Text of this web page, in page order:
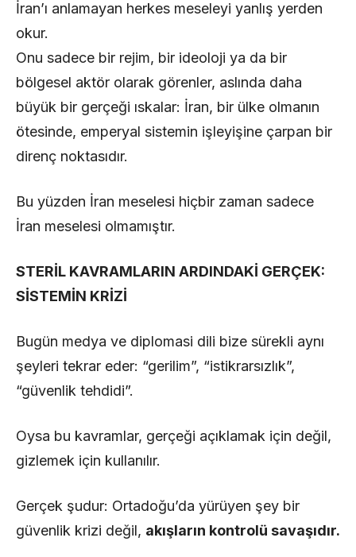
İran’ı anlamayan herkes meseleyi yanlış yerden
okur.
Onu sadece bir rejim, bir ideoloji ya da bir
bölgesel aktör olarak görenler, aslında daha
büyük bir gerçeği ıskalar: İran, bir ülke olmanın
ötesinde, emperyal sistemin işleyişine çarpan bir
direnç noktasıdır.
Bu yüzden İran meselesi hiçbir zaman sadece
İran meselesi olmamıştır.
STERİL KAVRAMLARIN ARDINDAKİ GERÇEK:
SİSTEMİN KRİZİ
Bugün medya ve diplomasi dili bize sürekli aynı
şeyleri tekrar eder: “gerilim”, “istikrarsızlık”,
“güvenlik tehdidi”.
Oysa bu kavramlar, gerçeği açıklamak için değil,
gizlemek için kullanılır.
Gerçek şudur: Ortadoğu’da yürüyen şey bir
güvenlik krizi değil, akışların kontrolü savaşıdır.